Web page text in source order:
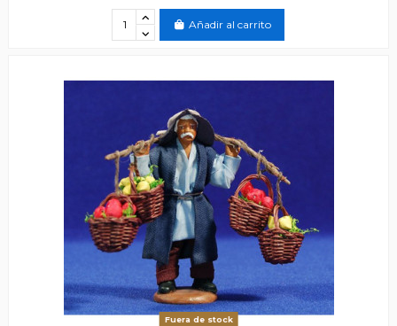
Añadir al carrito
Fuera de stock